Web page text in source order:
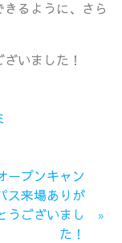
るように、さら
いました！
ープンキャン
ス来場ありが
うございまし
た！